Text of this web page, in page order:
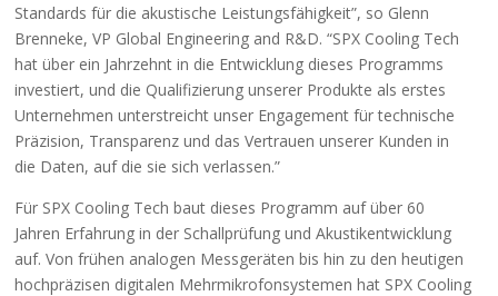
Standards für die akustische Leistungsfähigkeit”, so Glenn
Brenneke, VP Global Engineering and R&D. “SPX Cooling Tech
hat über ein Jahrzehnt in die Entwicklung dieses Programms
investiert, und die Qualifizierung unserer Produkte als erstes
Unternehmen unterstreicht unser Engagement für technische
Präzision, Transparenz und das Vertrauen unserer Kunden in
die Daten, auf die sie sich verlassen.”
Für SPX Cooling Tech baut dieses Programm auf über 60
Jahren Erfahrung in der Schallprüfung und Akustikentwicklung
auf. Von frühen analogen Messgeräten bis hin zu den heutigen
hochpräzisen digitalen Mehrmikrofonsystemen hat SPX Cooling